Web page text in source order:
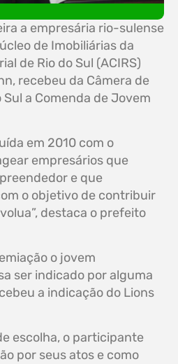
a empresária rio-sulense
de Imobiliárias da
de Rio do Sul (ACIRS)
recebeu da Câmera de
a Comenda de Jovem
em 2010 com o
empresários que
e que
o objetivo de contribuir
destaca o prefeito
o jovem
ser indicado por alguma
a indicação do Lions
escolha, o participante
por seus atos e como